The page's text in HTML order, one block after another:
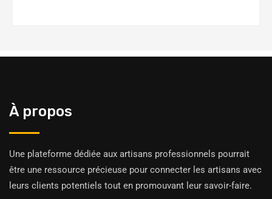
À propos
Une plateforme dédiée aux artisans professionnels pourrait
être une ressource précieuse pour connecter les artisans avec
leurs clients potentiels tout en promouvant leur savoir-faire.